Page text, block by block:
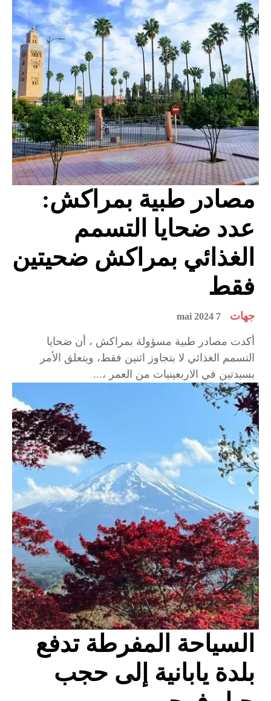
مصادر طبية بمراكش:
عدد ضحايا التسمم
الغذائي بمراكش ضحيتين
فقط
جهات 7 mai 2024
أكدت مصادر طبية مسؤولة بمراكش ، أن ضحايا
التسمم الغذائي لا بتجاوز اثنين فقط، ويتعلق الأمر
بسيدتين في الاربعينيات من العمر ،...
السياحة المفرطة تدفع
بلدة يابانية إلى حجب